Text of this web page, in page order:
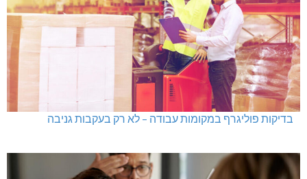
גם בחום הכבד: לא מוותרים על הדמוקרטיה